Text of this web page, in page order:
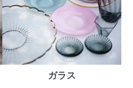
ガラス